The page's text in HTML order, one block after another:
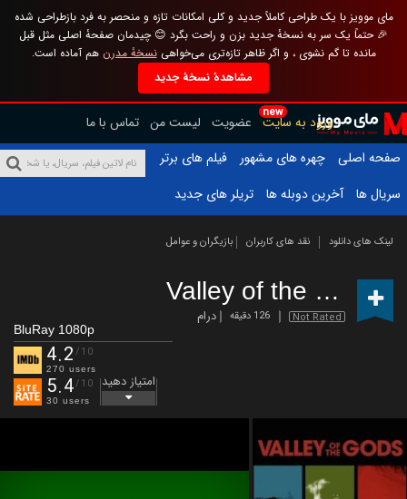
مای موویز با یک طراحی کاملاً جدید و کلی امکانات تازه و منحصر به فرد بازطراحی شده
🎉 حتماً یک سر به نسخهٔ جدید بزن و راحت بگرد 😊 چیدمان صفحهٔ اصلی مثل قبل
مانده تا گم نشوی ، و اگر ظاهر تازه‌تری می‌خواهینسخهٔ مدرن هم آماده است.
مشاهدهٔ نسخهٔ جدید
new
ورود به سایت عضویت لیست من تماس با ما
صفحه اصلی
چهره های مشهور
فیلم های برتر
سریال ها
آخرین دوبله ها تریلر های جدید
لینک های دانلود نقد های کاربران بازیگران و عوامل
Valley of the Gods
Not Rated 126 دقیقه درام
BluRay 1080p
4.2 /10
270 users
5.4/10
30 users
امتیاز دهید